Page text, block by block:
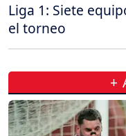
Liga 1: Siete
el torneo
+